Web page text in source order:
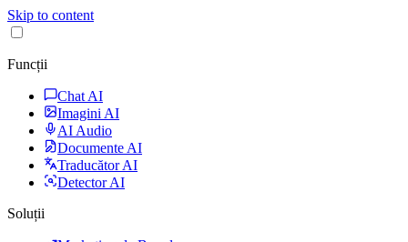
Skip to content
Funcții
Chat AI
Imagini AI
AI Audio
Documente AI
Traducător AI
Detector AI
Soluții